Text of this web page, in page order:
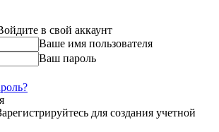
в свой аккаунт
Ваше имя пользователя
Ваш пароль
для создания учетной